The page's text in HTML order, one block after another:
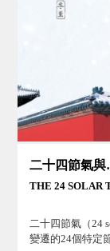
二
THE 24 SOLAR
二十四節氣（24
變遷的24個特定